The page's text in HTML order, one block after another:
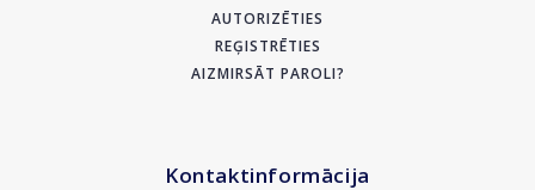
AUTORIZĒTIES
REĢISTRĒTIES
AIZMIRSĀT PAROLI?
Kontaktinformācija